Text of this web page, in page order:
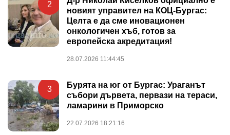
2
новият управител на КОЦ-Бургас:
Целта е да сме иновационен
онкологичен хъб, готов за
европейска акредитация!
28.07.2026 11:44:45
3
Бурята на юг от Бургас: Ураганът
събори дървета, первази на тераси,
ламарини в Приморско
22.07.2026 18:21:16